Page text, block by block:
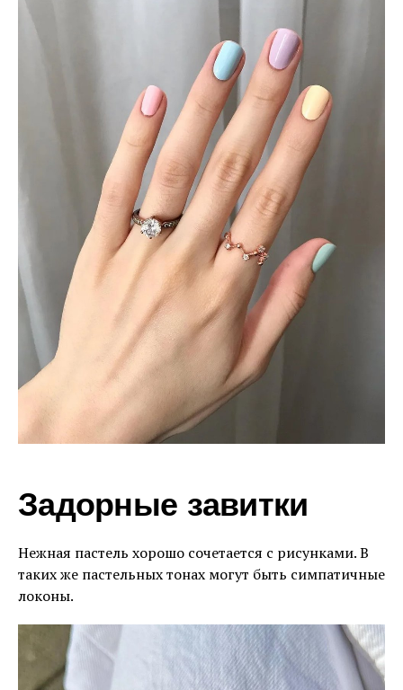
Задорные завитки
Нежная пастель хорошо сочетается с рисунками. В
таких же пастельных тонах могут быть симпатичные
локоны.